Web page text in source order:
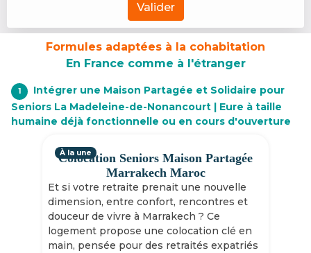
Valider
Formules adaptées à la cohabitation
En France comme à l'étranger
1
Intégrer une Maison Partagée et Solidaire pour
Seniors La Madeleine-de-Nonancourt | Eure à taille
humaine déjà fonctionnelle ou en cours d'ouverture
Colocation Seniors Maison Partagée
Marrakech Maroc
Et si votre retraite prenait une nouvelle
dimension, entre confort, rencontres et
douceur de vivre à Marrakech ? Ce
logement propose une colocation clé en
main, pensée pour des retraités expatriés
À la une